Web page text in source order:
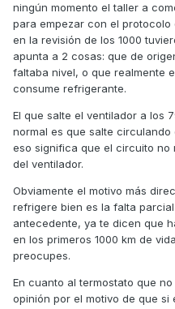
ningún momento el taller a
para empezar con el
en la revisión de los 1000
apunta a 2 cosas: que de
faltaba nivel, o que realmente
consume refrigerante.
El que salte el ventilador a los
normal es que salte
eso significa que el circuito no
del ventilador.
Obviamente el motivo más
refrigere bien es la falta
antecedente, ya te dicen que
en los primeros 1000 km de
preocupes.
En cuanto al termostato que
opinión por el motivo de que si